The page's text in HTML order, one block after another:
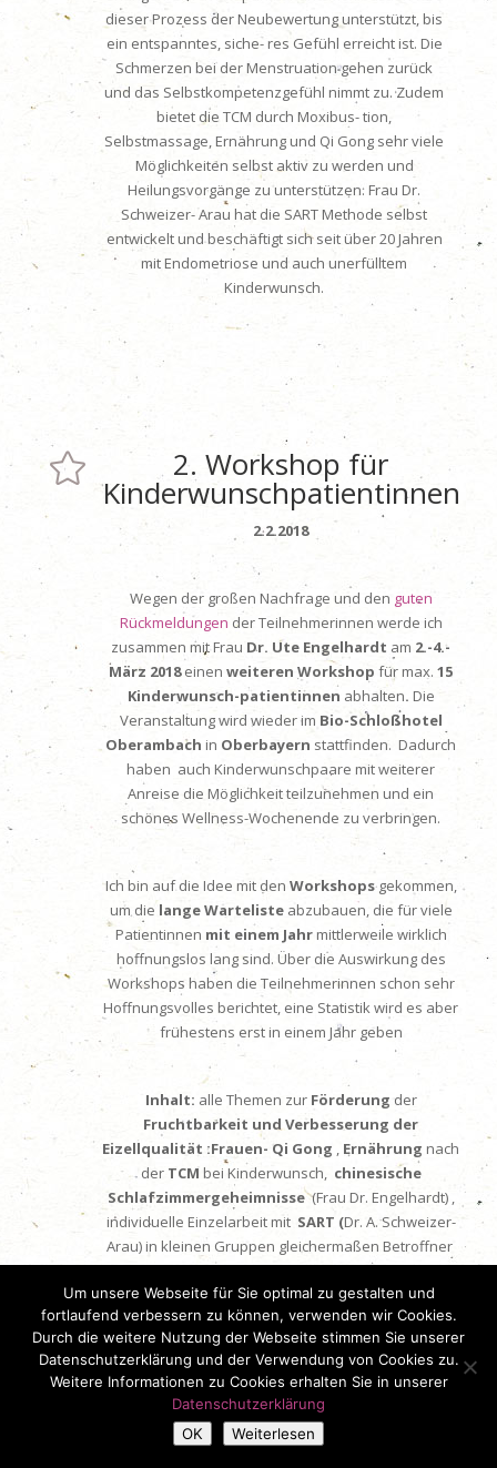
dieser Prozess der Neubewertung unterstützt, bis
ein entspanntes, siche- res Gefühl erreicht ist. Die
Schmerzen bei der Menstruation gehen zurück
und das Selbstkompetenzgefühl nimmt zu. Zudem
bietet die TCM durch Moxibus- tion,
Selbstmassage, Ernährung und Qi Gong sehr viele
Möglichkeiten selbst aktiv zu werden und
Heilungsvorgänge zu unterstützen. Frau Dr.
Schweizer- Arau hat die SART Methode selbst
entwickelt und beschäftigt sich seit über 20 Jahren
mit Endometriose und auch unerfülltem
Kinderwunsch.
 2. Workshop für
Kinderwunschpatientinnen
2.2.2018
Wegen der großen Nachfrage und den guten
Rückmeldungen der Teilnehmerinnen werde ich
zusammen mit Frau Dr. Ute Engelhardt am 2.-4.-
März 2018einen weiteren Workshopfürmax.15
Kinderwunsch-patientinnen abhalten. Die
Veranstaltung wird wieder im Bio-Schloßhotel
Oberambach in Oberbayern stattfinden. Dadurch
haben auch Kinderwunschpaare mit weiterer
Anreise die Möglichkeit teilzunehmen und ein
schönes Wellness-Wochenende zu verbringen.
Ich bin auf die Idee mit den Workshopsgekommen,
um die lange Wartelisteabzubauen, die für viele
Patientinnen mit einem Jahrmittlerweile wirklich
hoffnungslos lang sind. Über die Auswirkung des
Workshops haben die Teilnehmerinnen schon sehr
Hoffnungsvolles berichtet, eine Statistik wird es aber
frühestens erst in einem Jahr geben
Inhalt: alle Themen zur Förderung der
Fruchtbarkeit und Verbesserung der
Eizellqualität :Frauen- Qi Gong , Ernährung nach
der TCM bei Kinderwunsch, chinesische
Schlafzimmergeheimnisse(Frau Dr. Engelhardt) ,
individuelle Einzelarbeit mit SART (Dr. A. Schweizer-
Arau) in kleinen Gruppen gleichermaßen Betroffner
Bitte bei Interesse möglichst bald melden, da esnur
15 Plätze gibt und nur für 13
Übernachtungsmöglichkeiten im Schloß. Anmeldung
an Frau Andrea Grülla.gruell@tcm.eduvon derSMS
Um unsere Webseite für Sie optimal zu gestalten und
fortlaufend verbessern zu können, verwenden wir Cookies.
Durch die weitere Nutzung der Webseite stimmen Sie unserer
Datenschutzerklärung und der Verwendung von Cookies zu.
Weitere Informationen zu Cookies erhalten Sie in unserer
Datenschutzerklärung
OK
Weiterlesen